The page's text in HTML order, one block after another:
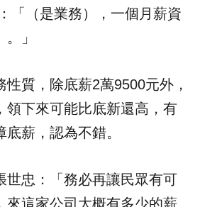
「（是業務），一個月薪資
」
質，除底薪2萬9500元外，
領下來可能比底新還高，有
薪，認為不錯。
世忠：「務必再讓民眾有可
來這家公司大概有多少的薪